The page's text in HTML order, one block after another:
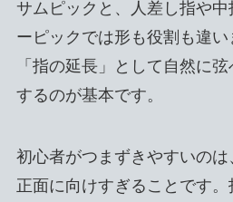
サムピックと、人差し指や
ーピックでは形も役割も違
「指の延長」として自然に
するのが基本です。
初心者がつまずきやすいの
正面に向けすぎることです